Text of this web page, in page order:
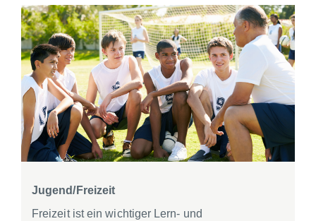
Jugend/Freizeit
Freizeit ist ein wichtiger Lern- und